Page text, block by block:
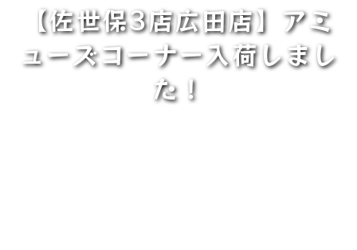
【佐世保3店広田店】アミ
ューズコーナー入荷しまし
た！